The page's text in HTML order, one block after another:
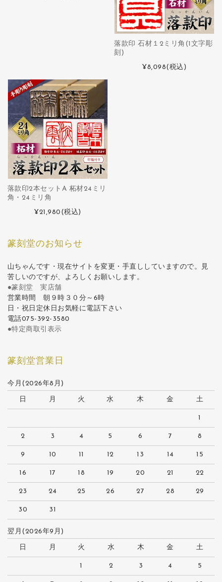
落款印 石材１2ミリ角(1文字彫
刻)
¥8,098(税込)
落款印2本セットA 柘材24ミリ
角・24ミリ角
¥21,980 (税込)
篆刻堂のお知らせ
山ちゃんです・現在サイトを変更・手直ししていますので。見
苦しいのですが、よろしくお願いします。
●篆刻堂 実店舗
営業時間 朝９時３０分～6時
日・祝日定休日お気軽に電話下さい
電話075-392-3580
●特定商取引表示
篆刻堂営業日
今月(2026年8月)
日 月 火 水 木 金 土
1
2 3 4 5 6 7 8
9 10 11 12 13 14 15
16 17 18 19 20 21 22
23 24 25 26 27 28 29
30 31
翌月(2026年9月)
日 月 火 水 木 金 土
1 2 3 4 5